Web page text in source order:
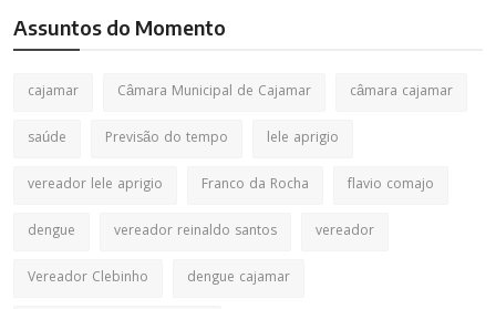
Assuntos do Momento
cajamar Câmara Municipal de Cajamar
câmara cajamar
saúde
Previsão do tempo
lele aprigio
vereador lele aprigio
Franco da Rocha
flavio comajo
dengue
vereador reinaldo santos
vereador
Vereador Clebinho
dengue cajamar